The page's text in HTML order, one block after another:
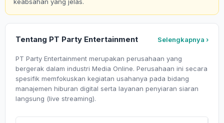
Tentang PT Party Entertainment Selengkapnya ›
PT Party Entertainment merupakan perusahaan yang
bergerak dalam industri Media Online. Perusahaan ini secara
spesifik memfokuskan kegiatan usahanya pada bidang
manajemen hiburan digital serta layanan penyiaran siaran
langsung (live streaming).